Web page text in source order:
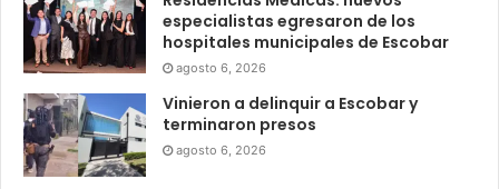
especialistas egresaron de los
hospitales municipales de Escobar
agosto 6, 2026
Vinieron a delinquir a Escobar y
terminaron presos
agosto 6, 2026